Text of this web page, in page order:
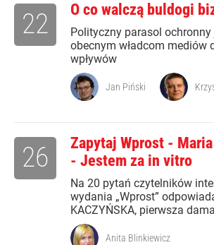
O co walczą buldogi
Polityczny parasol
obecnym władcom mediów
wpływów
22
Jan Piński
Zapytaj Wprost -
- Jestem za in vitro
Na 20 pytań czytelników
wydania „Wprost”
KACZYŃSKA, pierwsza
26
Anita Blinkiewicz